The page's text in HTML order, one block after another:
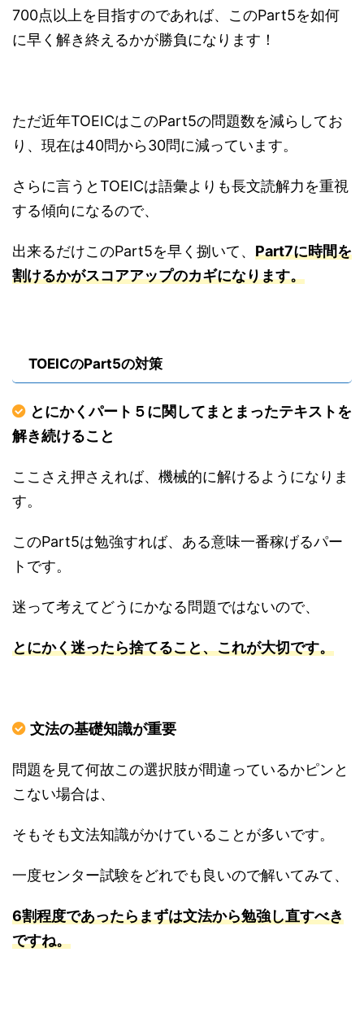
700点以上を目指すのであれば、このPart5を如何
に早く解き終えるかが勝負になります！
ただ近年TOEICはこのPart5の問題数を減らしてお
り、現在は40問から30問に減っています。
さらに言うとTOEICは語彙よりも長文読解力を重視
する傾向になるので、
出来るだけこのPart5を早く捌いて、 Part7に時間を
割けるかがスコアアップのカギになります。
TOEICのPart5の対策
とにかくパート５に関してまとまったテキストを
解き続けること
ここさえ押さえれば、機械的に解けるようになりま
す。
このPart5は勉強すれば、ある意味一番稼げるパー
トです。
迷って考えてどうにかなる問題ではないので、
とにかく迷ったら捨てること、これが大切です。
文法の基礎知識が重要
問題を見て何故この選択肢が間違っているかピンと
こない場合は、
そもそも文法知識がかけていることが多いです。
一度センター試験をどれでも良いので解いてみて、
6割程度であったらまずは文法から勉強し直すべき
ですね。